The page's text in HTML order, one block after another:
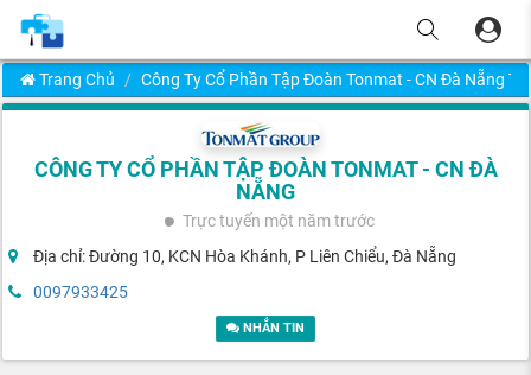
Trang Chủ Công Ty Cổ Phần Tập Đoàn Tonmat - CN Đà Nẵng
CÔNG TY CỔ PHẦN TẬP ĐOÀN TONMAT - CN ĐÀ
NẴNG
Trực tuyến một năm trước
Địa chỉ: Đường 10, KCN Hòa Khánh, P Liên Chiểu, Đà Nẵng
0097933425
NHẮN TIN